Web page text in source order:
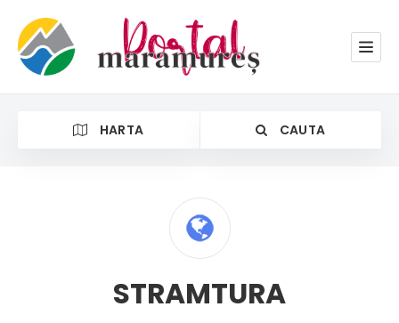
HARTA CAUTA
Cauta
STRAMTURA